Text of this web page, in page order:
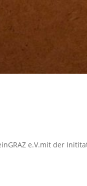
e.V.mit der